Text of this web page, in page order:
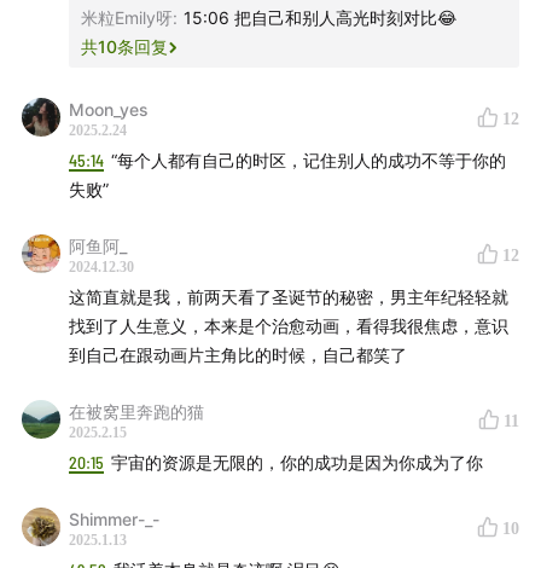
米粒Emily呀: 15:06 把自己和别人高光时刻对比😂
共10条回复
Moon_yes
2025.2.24
12
45:14 “每个人都有自己的时区，记住别人的成功不等于你的
失败”
阿鱼阿_
2024.12.30
12
这简直就是我，前两天看了圣诞节的秘密，男主年纪轻轻就
找到了人生意义，本来是个治愈动画，看得我很焦虑，意识
到自己在跟动画片主角比的时候，自己都笑了
在被窝里奔跑的猫
2025.2.15
11
20:15 宇宙的资源是无限的，你的成功是因为你成为了你
Shimmer-_-
2025.1.13
10